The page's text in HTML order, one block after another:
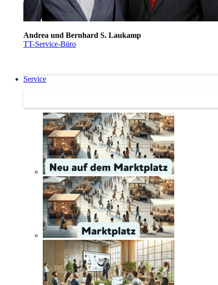
Andrea und Bernhard S. Laukamp
TT-Service-Büro
Service